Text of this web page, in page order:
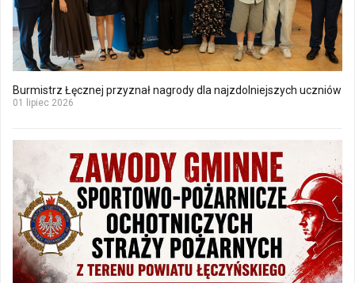
Burmistrz Łęcznej przyznał nagrody dla najzdolniejszych uczniów
01 lipiec 2026